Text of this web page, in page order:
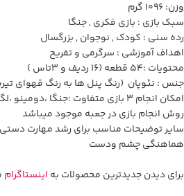
وزن:
سبک بازی : بازی فکری , جنگا
رده سنی : کودک , نوجوان , بزرگسال
اهداف آموزشی : سرگرمی و تفریح
محتویات :54 قطعه (16 ردیف و 3تاس )
جنس : نئوپان (رنگ پنل ها به رنگ قهوای
امکان انجام 3 بازی متفاوت :جنگا ،دومینو ،لگو
روش انجام بازی در جعبه موجود میباشد
سایر توضیحات مناسب برای رشد مهارت
هماهنگی چشم ودست
برای دیدن جدیدترین محصولات به اینستاگرام